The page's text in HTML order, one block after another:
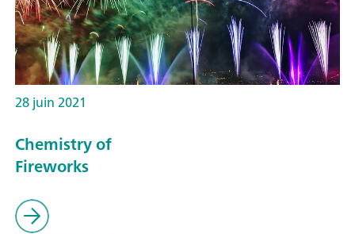
28 juin 2021
Chemistry of
Fireworks